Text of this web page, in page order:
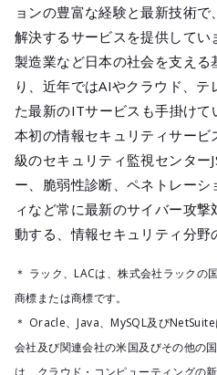
ョンの豊富な経験と最新技術
解決するサービスを提供して
製造業など日本の社会を支える
り、近年ではAIやクラウド、テ
た最新のITサービスも手掛け
本初の情報セキュリティサー
級のセキュリティ監視センター
ー、脆弱性診断、ペネトレー
ィなど常に最新のサイバー攻
動する、情報セキュリティ分野
＊ ラック、LACは、株式会社ラックの
商標または商標です。
＊ Oracle、Java、MySQL及び
会社及び関連会社の米国及びその他の
は、クラウド・コンピューティングの